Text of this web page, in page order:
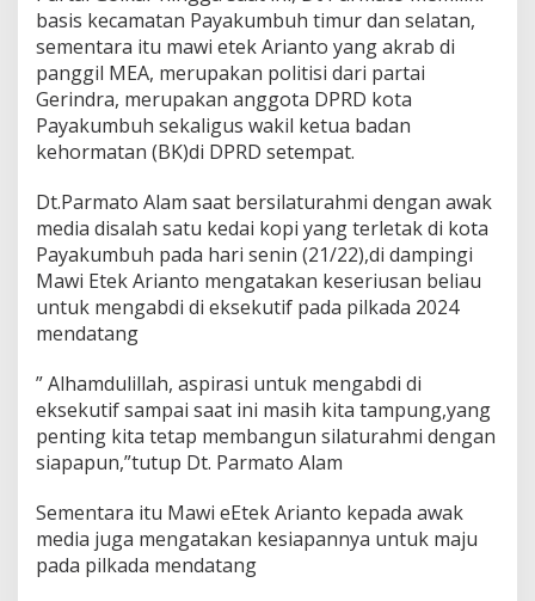
a
k
m
b
u
h
0
2
4
basis kecamatan Payakumbuh timur dan selatan,
sementara itu mawi etek Arianto yang akrab di
panggil MEA, merupakan politisi dari partai
Gerindra, merupakan anggota DPRD kota
Payakumbuh sekaligus wakil ketua badan
kehormatan (BK)di DPRD setempat.
Dt.Parmato Alam saat bersilaturahmi dengan awak
media disalah satu kedai kopi yang terletak di kota
Payakumbuh pada hari senin (21/22),di dampingi
Mawi Etek Arianto mengatakan keseriusan beliau
untuk mengabdi di eksekutif pada pilkada 2024
mendatang
” Alhamdulillah, aspirasi untuk mengabdi di
eksekutif sampai saat ini masih kita tampung,yang
penting kita tetap membangun silaturahmi dengan
siapapun,”tutup Dt. Parmato Alam
Sementara itu Mawi eEtek Arianto kepada awak
media juga mengatakan kesiapannya untuk maju
pada pilkada mendatang